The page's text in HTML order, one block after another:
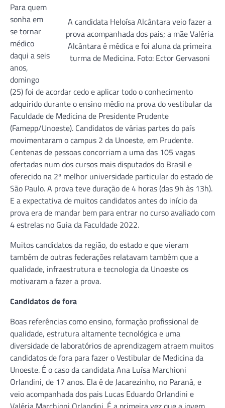
A candidata Heloísa Alcântara veio fazer a
prova acompanhada dos pais; a mãe Valéria
Alcântara é médica e foi aluna da primeira
turma de Medicina. Foto: Ector Gervasoni
Para quem
sonha em
se tornar
médico
daqui a seis
anos,
domingo
(25) foi de acordar cedo e aplicar todo o conhecimento
adquirido durante o ensino médio na prova do vestibular da
Faculdade de Medicina de Presidente Prudente
(Famepp/Unoeste). Candidatos de várias partes do país
movimentaram o campus 2 da Unoeste, em Prudente.
Centenas de pessoas concorriam a uma das 105 vagas
ofertadas num dos cursos mais disputados do Brasil e
oferecido na 2ª melhor universidade particular do estado de
São Paulo. A prova teve duração de 4 horas (das 9h às 13h).
E a expectativa de muitos candidatos antes do início da
prova era de mandar bem para entrar no curso avaliado com
4 estrelas no Guia da Faculdade 2022.
Muitos candidatos da região, do estado e que vieram
também de outras federações relatavam também que a
qualidade, infraestrutura e tecnologia da Unoeste os
motivaram a fazer a prova.
Candidatos de fora
Boas referências como ensino, formação profissional de
qualidade, estrutura altamente tecnológica e uma
diversidade de laboratórios de aprendizagem atraem muitos
candidatos de fora para fazer o Vestibular de Medicina da
Unoeste. É o caso da candidata Ana Luísa Marchioni
Orlandini, de 17 anos. Ela é de Jacarezinho, no Paraná, e
veio acompanhada dos pais Lucas Eduardo Orlandini e